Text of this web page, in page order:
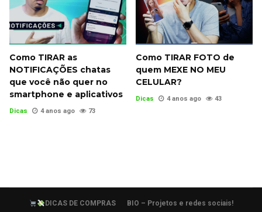
Como TIRAR as
NOTIFICAÇÕES chatas
que você não quer no
smartphone e aplicativos
Dicas 4 anos ago 73
Como TIRAR FOTO de
quem MEXE NO MEU
CELULAR?
Dicas 4 anos ago 43
DICAS DE COMPRAS
BIO – Projetos e redes sociais!